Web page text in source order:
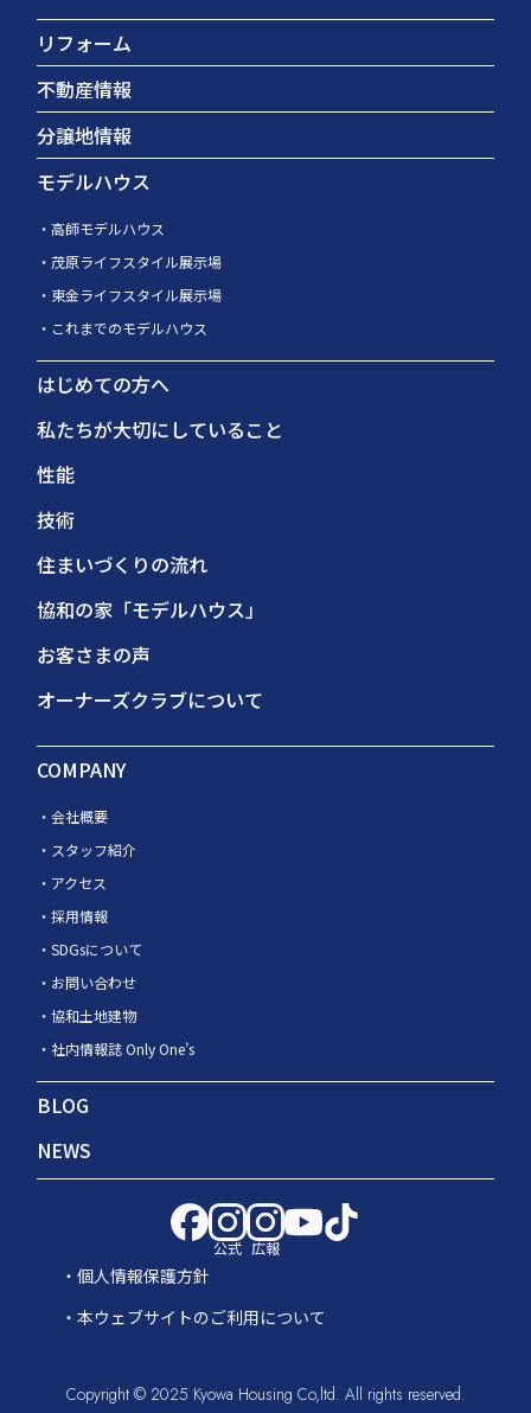
リフォーム
不動産情報
分譲地情報
モデルハウス
高師モデルハウス
茂原ライフスタイル展示場
東金ライフスタイル展示場
これまでのモデルハウス
はじめての方へ
私たちが大切にしていること
性能
技術
住まいづくりの流れ
協和の家「モデルハウス」
お客さまの声
オーナーズクラブについて
COMPANY
会社概要
スタッフ紹介
アクセス
採用情報
SDGsについて
お問い合わせ
協和土地建物
社内情報誌 Only One’s
BLOG
NEWS
公式 広報
個人情報保護方針
本ウェブサイトのご利用について
Copyright © 2025 Kyowa Housing Co,ltd. All rights reserved.